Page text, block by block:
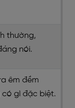
thường,
nói.
êm đềm
có gì đặc biệt.